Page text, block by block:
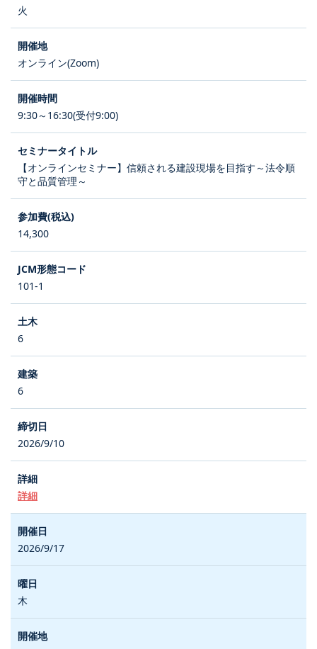
火
オンライン(Zoom)
9:30～16:30(受付9:00)
【オンラインセミナー】信頼される建設現場を目指す～法令順
守と品質管理～
14,300
101-1
6
6
2026/9/10
詳細
2026/9/17
木